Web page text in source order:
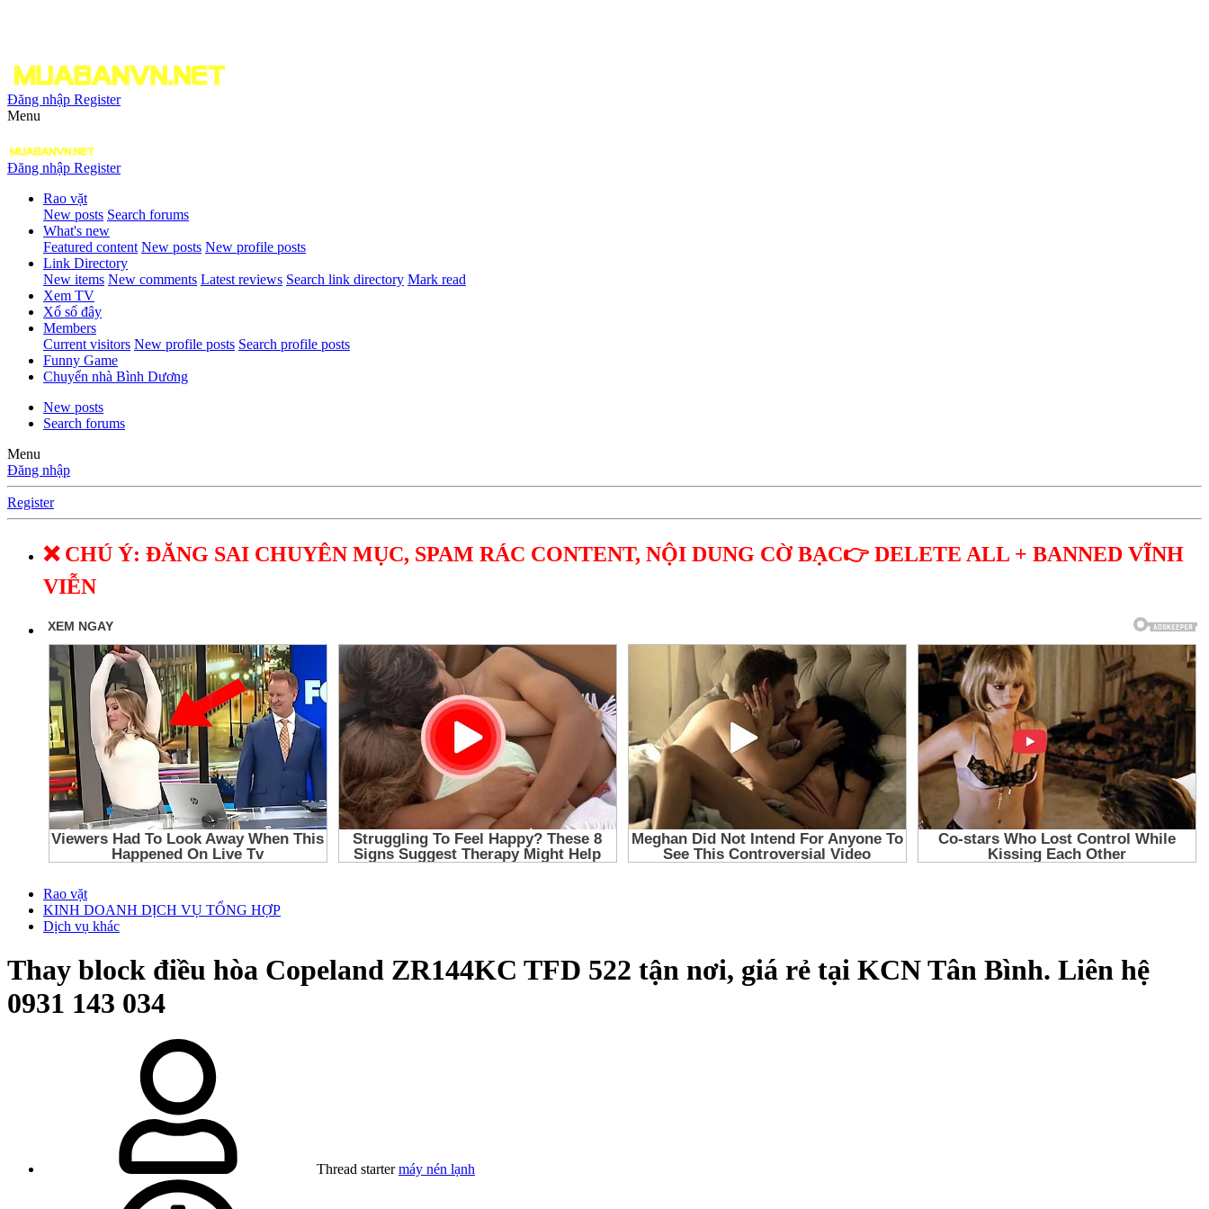
Đăng nhập Register
Menu
Đăng nhập Register
Rao vặt
New posts Search forums
What's new
Featured content New posts New profile posts
Link Directory
New items New comments Latest reviews Search link directory Mark read
Xem TV
Xổ số đây
Members
Current visitors New profile posts Search profile posts
Funny Game
Chuyển nhà Bình Dương
New posts
Search forums
Menu
Đăng nhập
Register
❌ CHÚ Ý: ĐĂNG SAI CHUYÊN MỤC, SPAM RÁC CONTENT, NỘI DUNG CỜ BẠC👉 DELETE ALL + BANNED VĨNH
VIỄN
Rao vặt
KINH DOANH DỊCH VỤ TỔNG HỢP
Dịch vụ khác
Thay block điều hòa Copeland ZR144KC TFD 522 tận nơi, giá rẻ tại KCN Tân Bình. Liên hệ
0931 143 034
Thread starter máy nén lạnh